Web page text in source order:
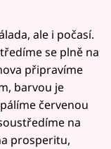
ale i počasí.
se plně na
připravíme
barvou je
červenou
na
prosperitu,